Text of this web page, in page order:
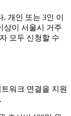
개인 또는 3인 이
상이 서울시 거주
모두 신청할 수
워크 연결을 지원